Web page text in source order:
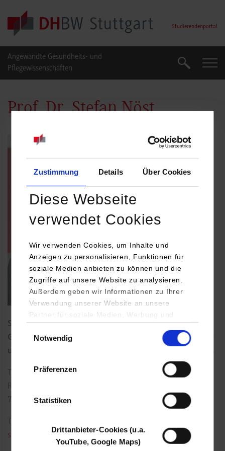
Zustimmung Details Über Cookies
Diese Webseite
verwendet Cookies
Wir verwenden Cookies, um Inhalte und
Anzeigen zu personalisieren, Funktionen für
soziale Medien anbieten zu können und die
Zugriffe auf unsere Website zu analysieren.
Außerdem geben wir Informationen zu Ihrer
Verwendung unserer Website an unsere
Partner für soziale Medien, Werbung und
YouTube, Google Maps) führen diese
Daten zusammen, die Sie ihnen bereitgestellt
haben oder die sie im Rahmen Ihrer Nutzung
Notwendig
Präferenzen
Statistiken
Drittanbieter-Cookies (u.a.
YouTube, Google Maps)
Skip to main content
Studierendenportal
Angewandte Gesundheits- und
Pflegewissenschaften
Suche Suche
Prof. Dr. Stefan Nöst
Studiengangsleiter und Professor für Angewandte
Gesundheitswissenschaften für Pflege, insbes. Pflege-
und Gesundheitsforschung und Evidenzbasierte Praxis
Tübinger Straße 33
Raum: 309
70178
Stuttgart
stefan.noest@dhbw-stuttgart.de